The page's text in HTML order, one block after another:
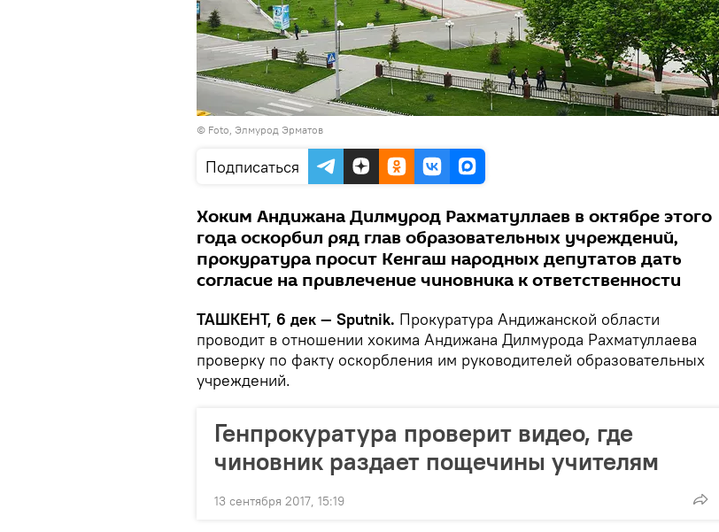
© Foto, Элмурод Эрматов
Подписаться
Хоким Андижана Дилмурод Рахматуллаев в октябре этого
года оскорбил ряд глав образовательных учреждений,
прокуратура просит Кенгаш народных депутатов дать
согласие на привлечение чиновника к ответственности
ТАШКЕНТ, 6 дек — Sputnik. Прокуратура Андижанской области
проводит в отношении хокима Андижана Дилмурода Рахматуллаева
проверку по факту оскорбления им руководителей образовательных
учреждений.
Генпрокуратура проверит видео, где
чиновник раздает пощечины учителям
13 сентября 2017, 15:19